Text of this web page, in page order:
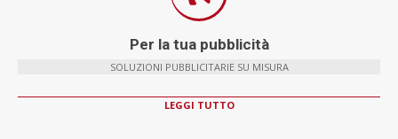
Per la tua pubblicità
SOLUZIONI PUBBLICITARIE SU MISURA
LEGGI TUTTO